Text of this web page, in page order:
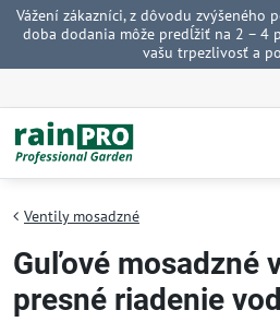
Vážení zákazníci, z dôvodu zvýšeného
doba dodania môže predĺžiť na 2 – 4
vašu trpezlivosť a
Ventily mosadzné
Guľové mosadzné
presné riadenie